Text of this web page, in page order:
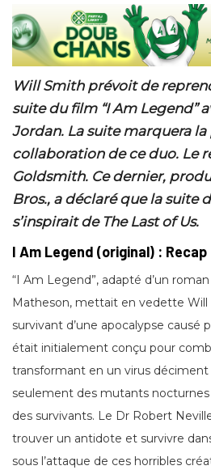
Will Smith prévoit de
suite du film “I Am Legend”
Jordan. La suite marquera
collaboration de ce duo. Le
Goldsmith. Ce dernier,
Bros., a déclaré que la suite
s’inspirait de The Last of Us.
I Am Legend (original) : Recap
“I Am Legend”, adapté d’un
Matheson, mettait en vedette
survivant d’une apocalypse causé
était initialement conçu pour
transformant en un virus déciment
seulement des mutants
des survivants. Le Dr Robert
trouver un antidote et survivre
sous l’attaque de ces horribles